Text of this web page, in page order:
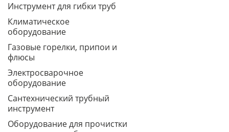
Инструмент для гибки труб
Климатическое
оборудование
Газовые горелки, припои и
флюсы
Электросварочное
оборудование
Сантехнический трубный
инструмент
Оборудование для прочистки